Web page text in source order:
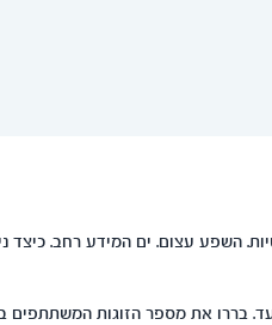
השפע עצום. ים המידע רחב. כיצד
בררו את מספר הזוגות המשתתפים